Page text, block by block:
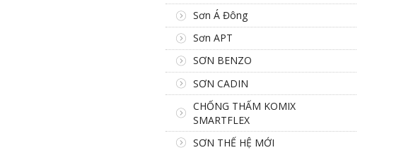
Sơn Á Đông
Sơn APT
SƠN BENZO
SƠN CADIN
CHỐNG THẤM KOMIX
SMARTFLEX
SƠN THẾ HỆ MỚI